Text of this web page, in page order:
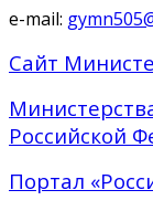
e-mail:
Сайт
Российской
Портал